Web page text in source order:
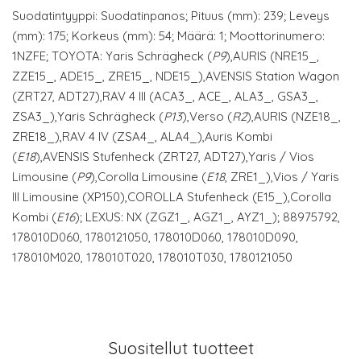
Suodatintyyppi: Suodatinpanos; Pituus (mm): 239; Leveys
(mm): 175; Korkeus (mm): 54; Määrä: 1; Moottorinumero:
1NZFE; TOYOTA: Yaris Schrägheck (P9),AURIS (NRE15_,
ZZE15_, ADE15_, ZRE15_, NDE15_),AVENSIS Station Wagon
(ZRT27, ADT27),RAV 4 III (ACA3_, ACE_, ALA3_, GSA3_,
ZSA3_),Yaris Schrägheck (P13),Verso (R2),AURIS (NZE18_,
ZRE18_),RAV 4 IV (ZSA4_, ALA4_),Auris Kombi
(E18),AVENSIS Stufenheck (ZRT27, ADT27),Yaris / Vios
Limousine (P9),Corolla Limousine (E18, ZRE1_),Vios / Yaris
III Limousine (XP150),COROLLA Stufenheck (E15_),Corolla
Kombi (E16); LEXUS: NX (ZGZ1_, AGZ1_, AYZ1_); 88975792,
178010D060, 1780121050, 178010D060, 178010D090,
178010M020, 178010T020, 178010T030, 1780121050
Suositellut tuotteet